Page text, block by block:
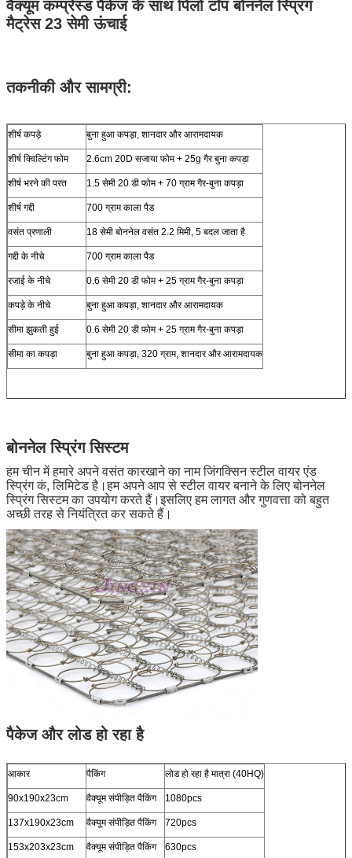
वैक्यूम कम्प्रेस्ड पैकेज के साथ पिलो टॉप बोननेल स्प्रिंग
मैट्रेस 23 सेमी ऊंचाई
तकनीकी और सामग्री:
शीर्ष कपड़े बुना हुआ कपड़ा, शानदार और आरामदायक
शीर्ष क्विल्टिंग फोम 2.6cm 20D सजाया फोम + 25g गैर बुना कपड़ा
शीर्ष भरने की परत 1.5 सेमी 20 डी फोम + 70 ग्राम गैर-बुना कपड़ा
शीर्ष गद्दी 700 ग्राम काला पैड
वसंत प्रणाली 18 सेमी बोननेल वसंत 2.2 मिमी, 5 बदल जाता है
गद्दी के नीचे 700 ग्राम काला पैड
रजाई के नीचे 0.6 सेमी 20 डी फोम + 25 ग्राम गैर-बुना कपड़ा
कपड़े के नीचे बुना हुआ कपड़ा, शानदार और आरामदायक
सीमा झुकती हुई 0.6 सेमी 20 डी फोम + 25 ग्राम गैर-बुना कपड़ा
सीमा का कपड़ा बुना हुआ कपड़ा, 320 ग्राम, शानदार और आरामदायक
बोननेल स्प्रिंग सिस्टम
हम चीन में हमारे अपने वसंत कारखाने का नाम जिंगक्सिन स्टील वायर एंड
स्प्रिंग कं, लिमिटेड है।हम अपने आप से स्टील वायर बनाने के लिए बोननेल
स्प्रिंग सिस्टम का उपयोग करते हैं।इसलिए हम लागत और गुणवत्ता को बहुत
अच्छी तरह से नियंत्रित कर सकते हैं।
पैकेज और लोड हो रहा है
आकार पैकिंग लोड हो रहा है मात्रा (40HQ)
90x190x23cm वैक्यूम संपीड़ित पैकिंग 1080pcs
137x190x23cm वैक्यूम संपीड़ित पैकिंग 720pcs
153x203x23cm वैक्यूम संपीड़ित पैकिंग 630pcs